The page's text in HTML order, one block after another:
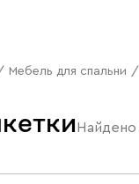
Мебель для спальни /
Найдено